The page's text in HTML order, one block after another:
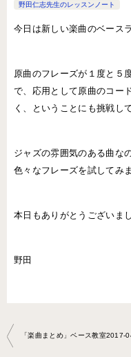
野田仁志先生のレッスンノート
今日は新しい楽曲のベース
原曲のフレーズが１度と５
で、応用として原曲のコー
く、ということにも挑戦し
ジャズの雰囲気のある曲な
色々なフレーズを試してみ
本日もありがとうございまし
野田
投
稿